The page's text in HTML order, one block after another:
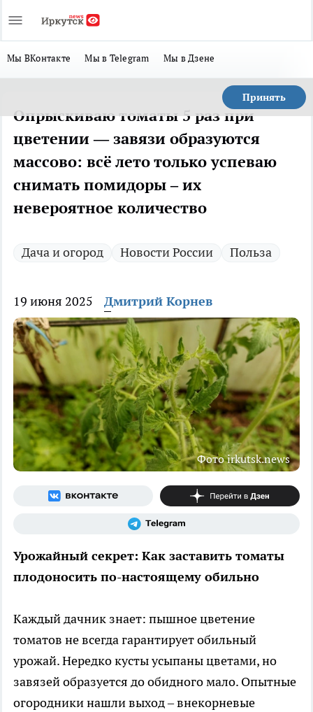
Мы ВКонтакте Мы в Telegram Мы в Дзене
Принять
Опрыскиваю томаты 5 раз при
цветении — завязи образуются
массово: всё лето только успеваю
снимать помидоры – их
невероятное количество
Дача и огород Новости России Польза
19 июня 2025 Дмитрий Корнев
Фото irkutsk.news
Урожайный секрет: Как заставить томаты
плодоносить по-настоящему обильно
Каждый дачник знает: пышное цветение
томатов не всегда гарантирует обильный
урожай. Нередко кусты усыпаны цветами, но
завязей образуется до обидного мало. Опытные
огородники нашли выход – внекорневые